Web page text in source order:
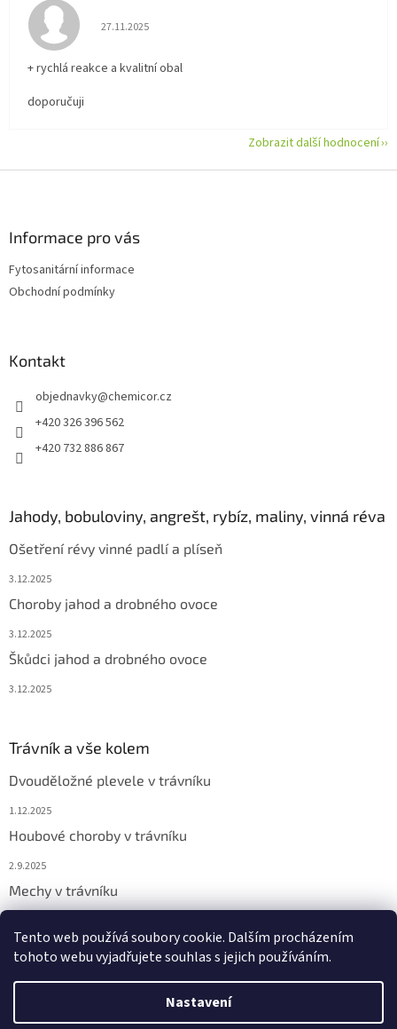
Tento web používá soubory cookie. Dalším procházením
tohoto webu vyjadřujete souhlas s jejich používáním.
Nastavení
Hodnocení obchodu je 5 z 5 hvězdiček.
27.11.2025
+ rychlá reakce a kvalitní obal
doporučuji
Zobrazit další hodnocení
Informace pro vás
Fytosanitární informace
Obchodní podmínky
Kontakt
objednavky@chemicor.cz
+420 326 396 562
+420 732 886 867
Jahody, bobuloviny, angrešt, rybíz, maliny, vinná réva
Ošetření révy vinné padlí a plíseň
3.12.2025
Choroby jahod a drobného ovoce
3.12.2025
Škůdci jahod a drobného ovoce
3.12.2025
Trávník a vše kolem
Dvouděložné plevele v trávníku
1.12.2025
Houbové choroby v trávníku
2.9.2025
Mechy v trávníku